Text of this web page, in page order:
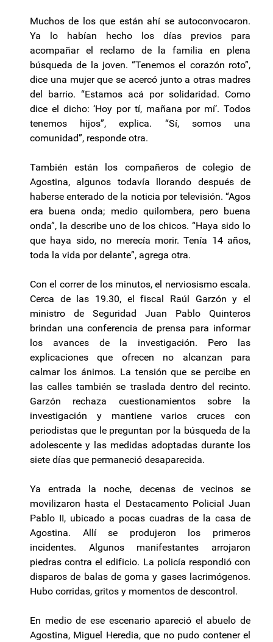
Muchos de los que están ahí se autoconvocaron.
Ya lo habían hecho los días previos para
acompañar el reclamo de la familia en plena
búsqueda de la joven. “Tenemos el corazón roto”,
dice una mujer que se acercó junto a otras madres
del barrio. “Estamos acá por solidaridad. Como
dice el dicho: ‘Hoy por tí, mañana por mí’. Todos
tenemos hijos”, explica. “Sí, somos una
comunidad”, responde otra.
También están los compañeros de colegio de
Agostina, algunos todavía llorando después de
haberse enterado de la noticia por televisión. “Agos
era buena onda; medio quilombera, pero buena
onda”, la describe uno de los chicos. “Haya sido lo
que haya sido, no merecía morir. Tenía 14 años,
toda la vida por delante”, agrega otra.
Con el correr de los minutos, el nerviosismo escala.
Cerca de las 19.30, el fiscal Raúl Garzón y el
ministro de Seguridad Juan Pablo Quinteros
brindan una conferencia de prensa para informar
los avances de la investigación. Pero las
explicaciones que ofrecen no alcanzan para
calmar los ánimos. La tensión que se percibe en
las calles también se traslada dentro del recinto.
Garzón rechaza cuestionamientos sobre la
investigación y mantiene varios cruces con
periodistas que le preguntan por la búsqueda de la
adolescente y las medidas adoptadas durante los
siete días que permaneció desaparecida.
Ya entrada la noche, decenas de vecinos se
movilizaron hasta el Destacamento Policial Juan
Pablo II, ubicado a pocas cuadras de la casa de
Agostina. Allí se produjeron los primeros
incidentes. Algunos manifestantes arrojaron
piedras contra el edificio. La policía respondió con
disparos de balas de goma y gases lacrimógenos.
Hubo corridas, gritos y momentos de descontrol.
En medio de ese escenario apareció el abuelo de
Agostina, Miguel Heredia, que no pudo contener el